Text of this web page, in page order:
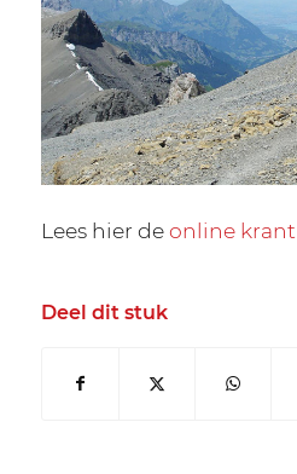
Lees hier deonline krant
Deel dit stuk